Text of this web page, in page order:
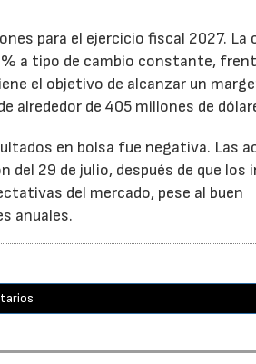
para el ejercicio fiscal 2027. La
a tipo de cambio constante,
el objetivo de alcanzar un
alrededor de 405 millones de
en bolsa fue negativa. Las
29 de julio, después de que los
del mercado, pese al buen
anuales.